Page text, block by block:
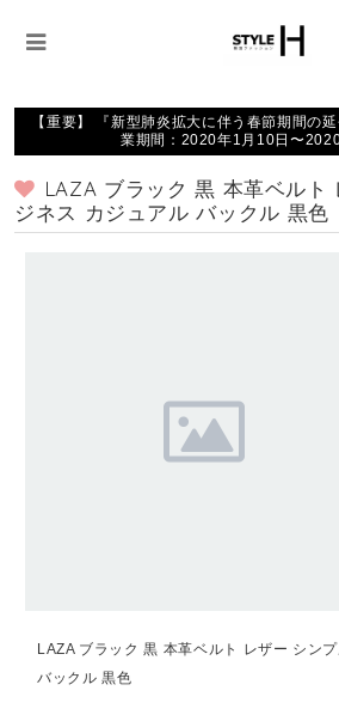
【重要】 『新型肺炎拡大に伴う春節期間の
業期間：2020年1月10日〜
LAZA ブラック 黒 本革ベルト
ジネス カジュアル バックル 黒色
LAZA ブラック 黒 本革ベルト レザー シン
バックル 黒色